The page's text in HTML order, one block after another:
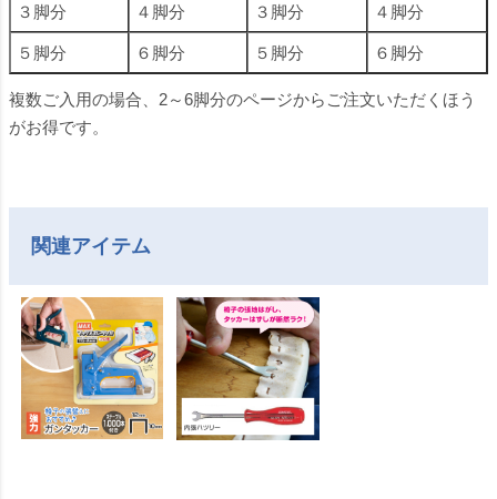
３脚分 ４脚分 ３脚分 ４脚分
５脚分 ６脚分 ５脚分 ６脚分
複数ご入用の場合、2～6脚分のページからご注文いただくほう
がお得です。
関連アイテム